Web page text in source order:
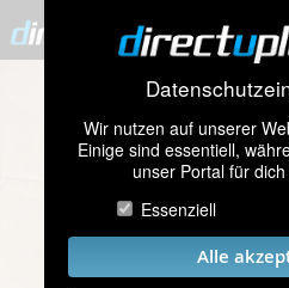
Wir nutzen auf unserer
Einige sind essentiell,
unser Portal für
Essenziell
Alle